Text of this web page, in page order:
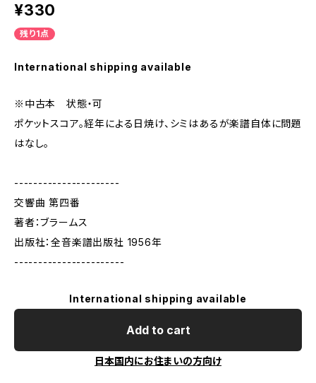
¥330
残り1点
International shipping available
※中古本 状態・可
ポケットスコア。経年による日焼け、シミはあるが楽譜自体に問題
はなし。
----------------------
交響曲 第四番
著者：ブラームス
出版社：全音楽譜出版社 1956年
-----------------------
International shipping available
Add to cart
日本国内にお住まいの方向け